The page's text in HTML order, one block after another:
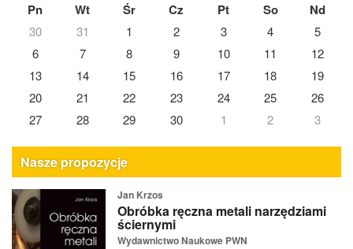
Pn Wt Śr Cz Pt So Nd
30 31 1 2 3 4
5
6
7 8 9 10 11
12
13
14 15 16 17 18
19
20
21 22 23 24 25
26
27
28 29 30 1 2 3
Nasze propozycje
Jan Krzos
Obróbka ręczna metali narzędziami
ściernymi
Wydawnictwo Naukowe PWN